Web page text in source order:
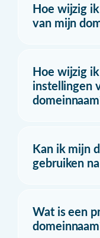
Hoe wijzig
van mijn
Hoe wijzig
instellingen
Kan ik mijn
gebruiken
Wat is een